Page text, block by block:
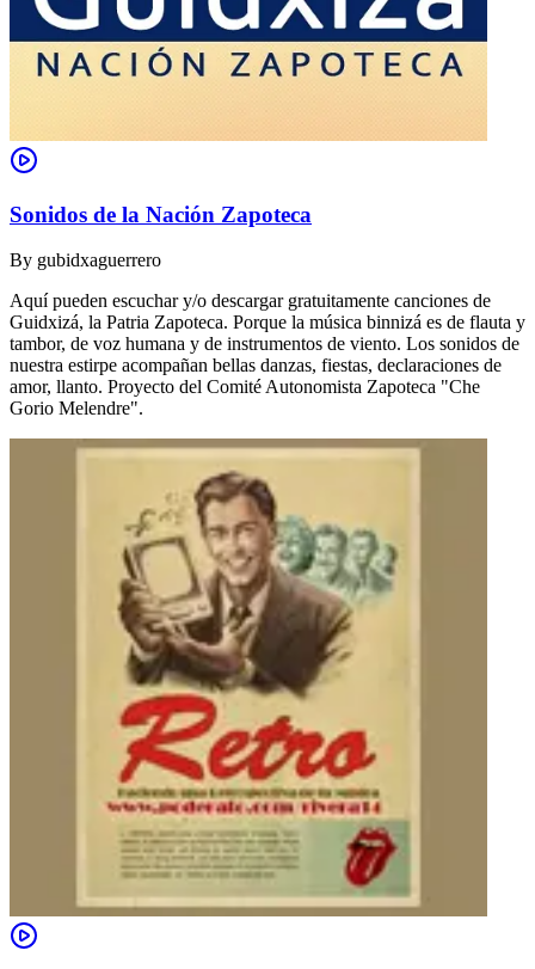
Sonidos de la Nación Zapoteca
By gubidxaguerrero
Aquí pueden escuchar y/o descargar gratuitamente canciones de
Guidxizá, la Patria Zapoteca. Porque la música binnizá es de flauta y
tambor, de voz humana y de instrumentos de viento. Los sonidos de
nuestra estirpe acompañan bellas danzas, fiestas, declaraciones de
amor, llanto. Proyecto del Comité Autonomista Zapoteca "Che
Gorio Melendre".